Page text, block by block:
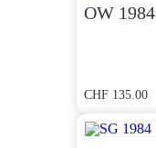
OW 1984
CHF 135.00